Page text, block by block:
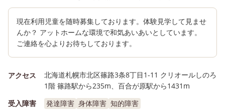
現在利用児童を随時募集しております。体験見学して見ませ
んか？ アットホームな環境で和気あいあいとしています。
ご連絡を心よりお待ちしております。
アクセス
北海道札幌市北区篠路3条8丁目1-11 クリオールしのろ
1階 篠路駅から235m、百合が原駅から1431m
受入障害
発達障害 身体障害 知的障害